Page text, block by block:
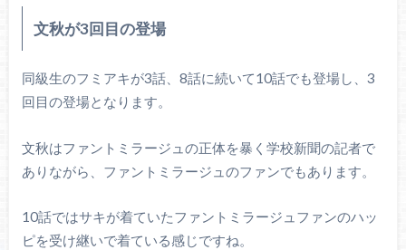
文秋が3回目の登場
同級生のフミアキが3話、8話に続いて10話でも登場し、3
回目の登場となります。
文秋はファントミラージュの正体を暴く学校新聞の記者で
ありながら、ファントミラージュのファンでもあります。
10話ではサキが着ていたファントミラージュファンのハッ
ピを受け継いで着ている感じですね。